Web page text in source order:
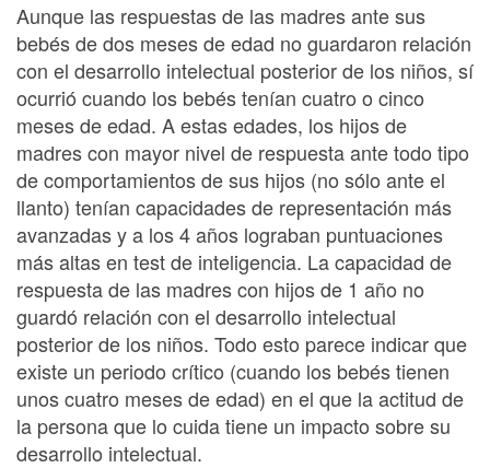
Aunque las respuestas de las madres ante sus
bebés de dos meses de edad no guardaron relación
con el desarrollo intelectual posterior de los niños, sí
ocurrió cuando los bebés tenían cuatro o cinco
meses de edad. A estas edades, los hijos de
madres con mayor nivel de respuesta ante todo tipo
de comportamientos de sus hijos (no sólo ante el
llanto) tenían capacidades de representación más
avanzadas y a los 4 años lograban puntuaciones
más altas en test de inteligencia. La capacidad de
respuesta de las madres con hijos de 1 año no
guardó relación con el desarrollo intelectual
posterior de los niños. Todo esto parece indicar que
existe un periodo crítico (cuando los bebés tienen
unos cuatro meses de edad) en el que la actitud de
la persona que lo cuida tiene un impacto sobre su
desarrollo intelectual.